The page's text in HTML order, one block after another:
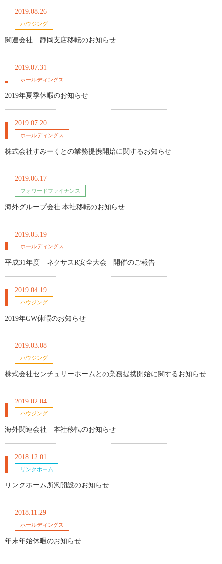
2019.08.26
ハウジング
関連会社 静岡支店移転のお知らせ
2019.07.31
ホールディングス
2019年夏季休暇のお知らせ
2019.07.20
ホールディングス
株式会社すみーくとの業務提携開始に関するお知らせ
2019.06.17
フォワードファイナンス
海外グループ会社 本社移転のお知らせ
2019.05.19
ホールディングス
平成31年度 ネクサスR安全大会 開催のご報告
2019.04.19
ハウジング
2019年GW休暇のお知らせ
2019.03.08
ハウジング
株式会社センチュリーホームとの業務提携開始に関するお知らせ
2019.02.04
ハウジング
海外関連会社 本社移転のお知らせ
2018.12.01
リンクホーム
リンクホーム所沢開設のお知らせ
2018.11.29
ホールディングス
年末年始休暇のお知らせ